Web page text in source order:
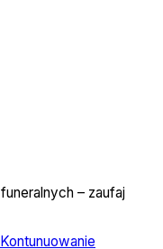
– zaufaj